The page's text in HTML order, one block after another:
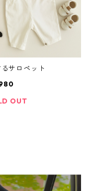
サロペット
OUT